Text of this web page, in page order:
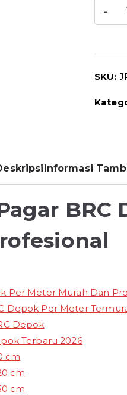
-
Pagar
Harga
2026
SKU:
Informasi
Per Meter Murah Dan
Depok Per Meter
Depok
Terbaru 2026
cm
cm
cm